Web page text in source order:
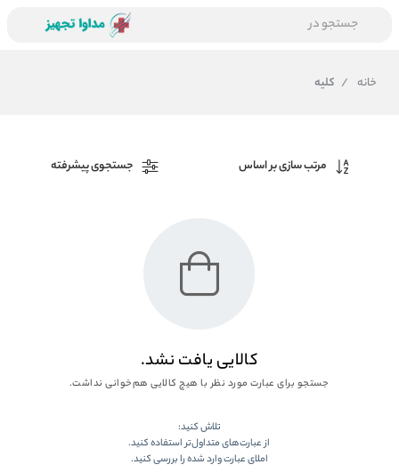
جستجو در
خانه / کلیه
مرتب سازی بر اساس جستجوی پیشرفته
کالایی یافت نشد.
جستجو برای عبارت مورد نظر با هیچ کالایی هم‌خوانی نداشت.
تلاش کنید:
از عبارت‌های متداول‌تر استفاده کنید.
املای عبارت وارد شده را بررسی کنید.